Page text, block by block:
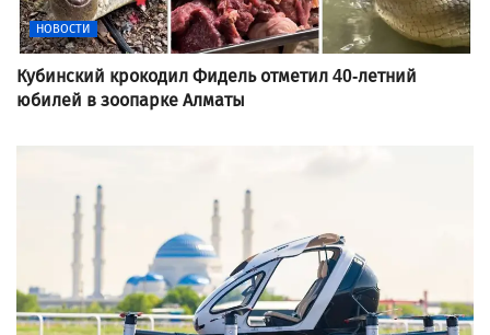
НОВОСТИ
Кубинский крокодил Фидель отметил 40-летний
юбилей в зоопарке Алматы